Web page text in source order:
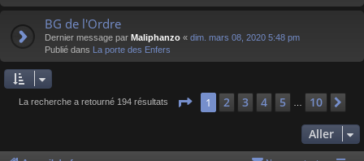
BG de l'Ordre
Dernier message par Maliphanzo « dim. mars 08, 2020 5:48 pm
Publié dans La porte des Enfers
La recherche a retourné 194 résultats Page 1sur 10
1 2 3 4 5 10
Aller